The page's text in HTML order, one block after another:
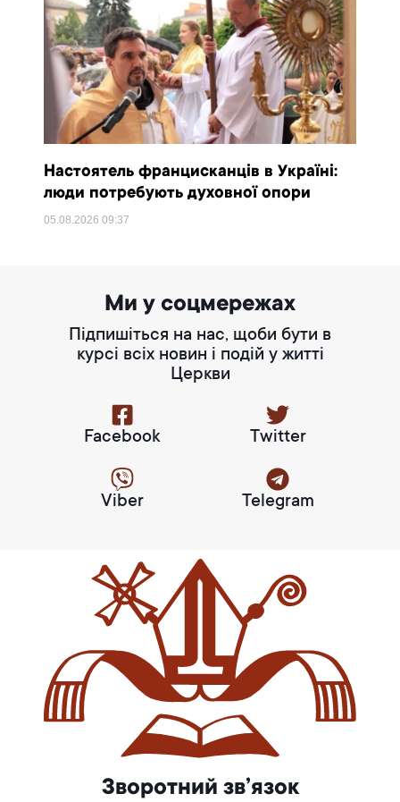
Настоятель францисканців в Україні:
люди потребують духовної опори
05.08.202609:37
Ми у соцмережах
Підпишіться на нас, щоби бути в
курсі всіх новин і подій у житті
Церкви
Facebook Twitter
Viber Telegram
Зворотний зв’язок